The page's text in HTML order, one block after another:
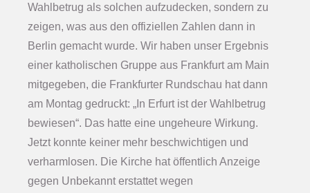
Wahlbetrug als solchen aufzudecken, sondern zu
zeigen, was aus den offiziellen Zahlen dann in
Berlin gemacht wurde. Wir haben unser Ergebnis
einer katholischen Gruppe aus Frankfurt am Main
mitgegeben, die Frankfurter Rundschau hat dann
am Montag gedruckt: „In Erfurt ist der Wahlbetrug
bewiesen“. Das hatte eine ungeheure Wirkung.
Jetzt konnte keiner mehr beschwichtigen und
verharmlosen. Die Kirche hat öffentlich Anzeige
gegen Unbekannt erstattet wegen